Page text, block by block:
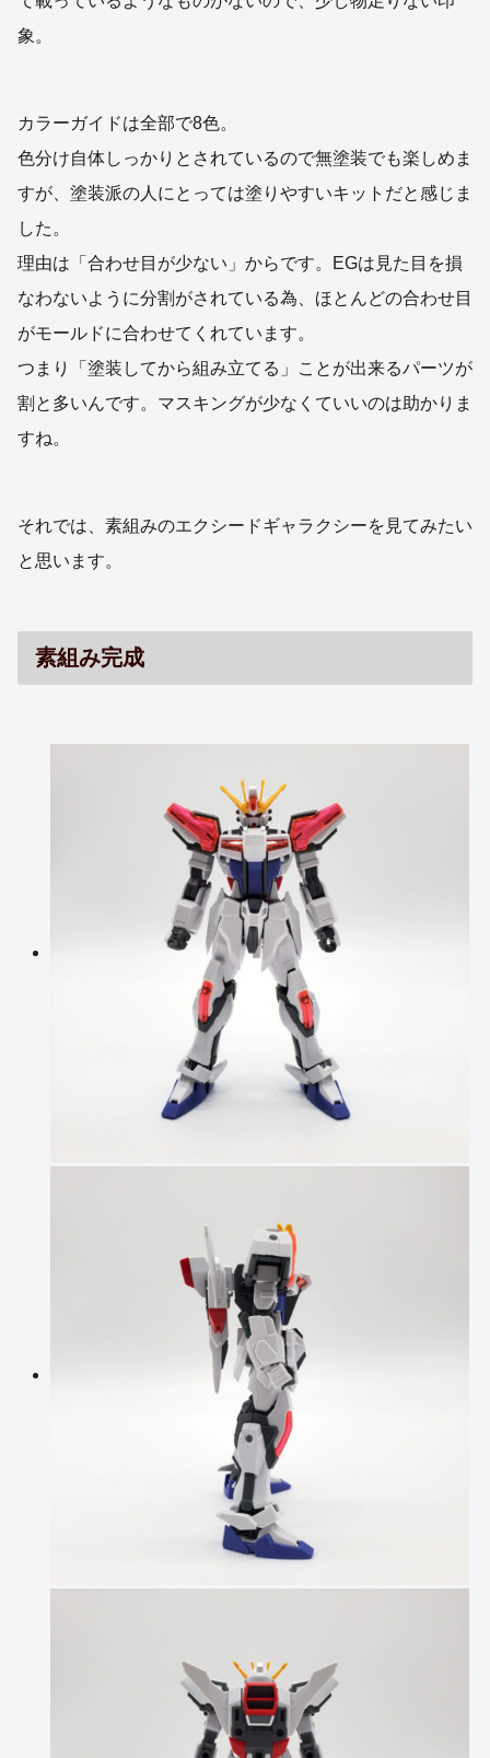
象。
カラーガイドは全部で8色。
色分け自体しっかりとされているので無塗装でも楽しめま
すが、塗装派の人にとっては塗りやすいキットだと感じま
した。
理由は「合わせ目が少ない」からです。EGは見た目を損
なわないように分割がされている為、ほとんどの合わせ目
がモールドに合わせてくれています。
つまり「塗装してから組み立てる」ことが出来るパーツが
割と多いんです。マスキングが少なくていいのは助かりま
すね。
それでは、素組みのエクシードギャラクシーを見てみたい
と思います。
素組み完成